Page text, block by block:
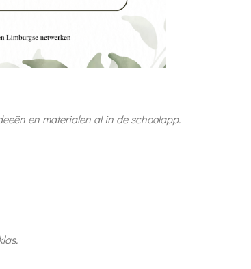
en materialen al in de schoolapp.